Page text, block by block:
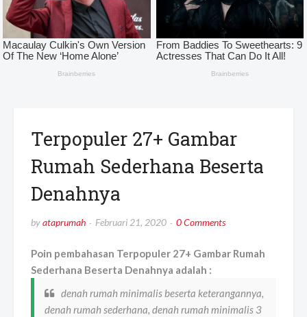
Terpopuler 27+ Gambar
Rumah Sederhana Beserta
Denahnya
byataprumah Februari 21, 2020 0 Comments
Poin pembahasan Terpopuler 27+ Gambar Rumah
Sederhana Beserta Denahnya adalah :
denah rumah minimalis beserta keterangannya,
denah rumah sederhana, denah rumah minimalis 3